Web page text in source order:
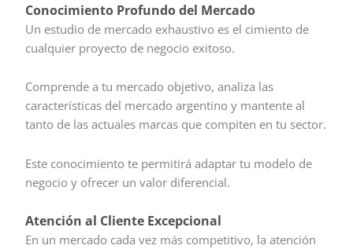
Conocimiento Profundo del Mercado
Un estudio de mercado exhaustivo es el cimiento de
cualquier proyecto de negocio exitoso.
Comprende a tu mercado objetivo, analiza las
características del mercado argentino y mantente al
tanto de las actuales marcas que compiten en tu sector.
Este conocimiento te permitirá adaptar tu modelo de
negocio y ofrecer un valor diferencial.
Atención al Cliente Excepcional
En un mercado cada vez más competitivo, la atención